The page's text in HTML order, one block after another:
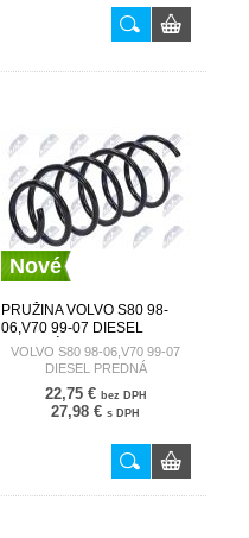
Nové
PRUŽINA VOLVO S80 98-
06,V70 99-07 DIESEL
PREDNÁ 9465472
VOLVO S80 98-06,V70 99-07
DIESEL PREDNÁ
22,75 € bez DPH
27,98 € s DPH